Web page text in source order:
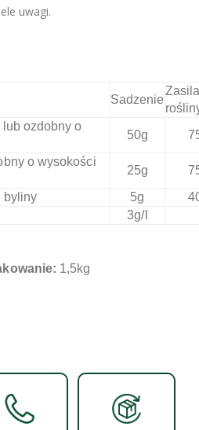
uwagi.
Sadzenie
ozdobny o
50g
o wysokości
25g
byliny
5g
3g/l
1,5kg